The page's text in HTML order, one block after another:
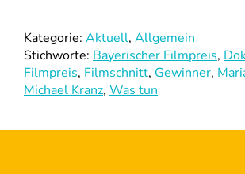
Kategorie: Aktuell, Allgemein
Stichworte: Bayerischer Filmpreis,
Filmpreis, Filmschnitt, Gewinner,
Michael Kranz, Was tun